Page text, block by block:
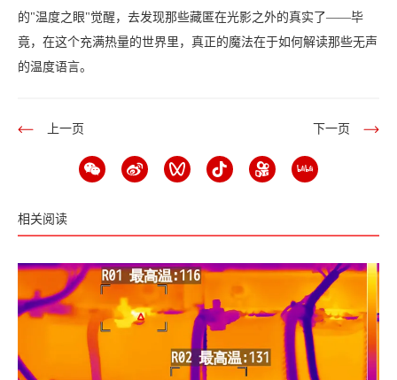
的"温度之眼"觉醒，去发现那些藏匿在光影之外的真实了——毕
竟，在这个充满热量的世界里，真正的魔法在于如何解读那些无声
的温度语言。
上一页 下一页
相关阅读